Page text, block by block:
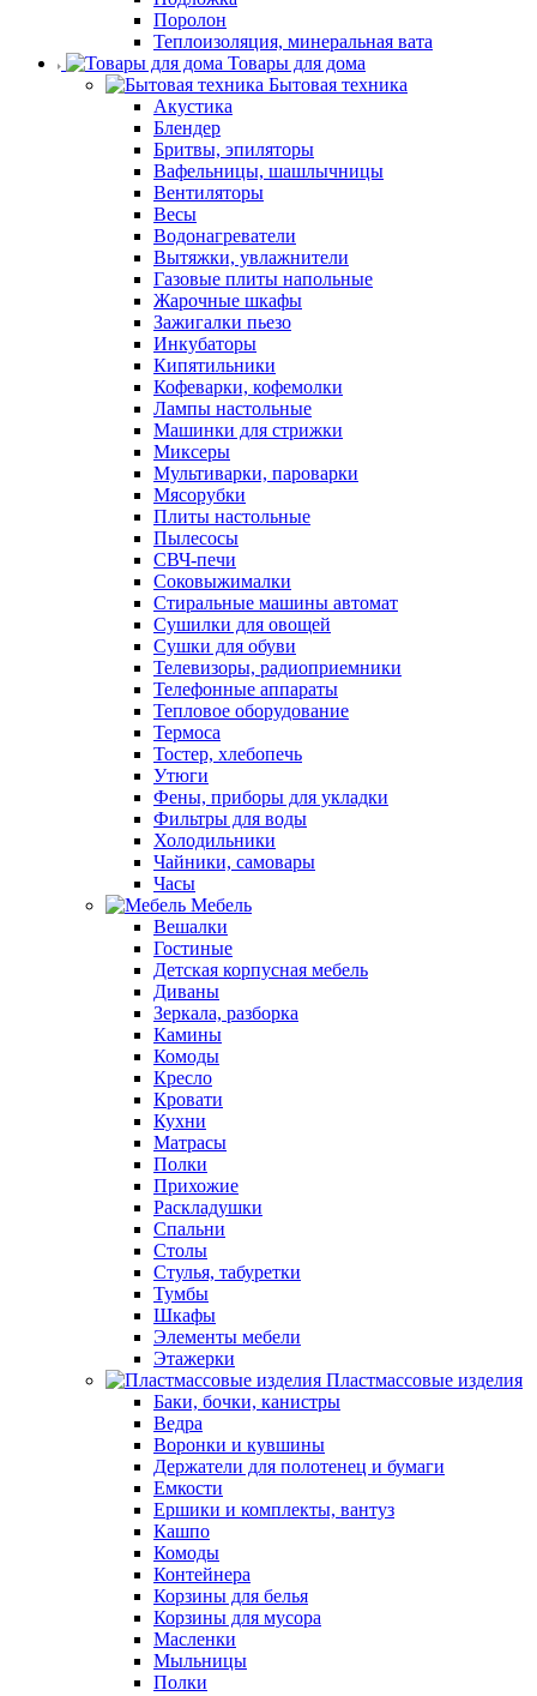
Поролон
Теплоизоляция, минеральная вата
Товары для дома
Бытовая техника
Акустика
Блендер
Бритвы, эпиляторы
Вафельницы, шашлычницы
Вентиляторы
Весы
Водонагреватели
Вытяжки, увлажнители
Газовые плиты напольные
Жарочные шкафы
Зажигалки пьезо
Инкубаторы
Кипятильники
Кофеварки, кофемолки
Лампы настольные
Машинки для стрижки
Миксеры
Мультиварки, пароварки
Мясорубки
Плиты настольные
Пылесосы
СВЧ-печи
Соковыжималки
Стиральные машины автомат
Сушилки для овощей
Сушки для обуви
Телевизоры, радиоприемники
Телефонные аппараты
Тепловое оборудование
Термоса
Тостер, хлебопечь
Утюги
Фены, приборы для укладки
Фильтры для воды
Холодильники
Чайники, самовары
Часы
Мебель
Вешалки
Гостиные
Детская корпусная мебель
Диваны
Зеркала, разборка
Камины
Комоды
Кресло
Кровати
Кухни
Матрасы
Полки
Прихожие
Раскладушки
Спальни
Столы
Стулья, табуретки
Тумбы
Шкафы
Элементы мебели
Этажерки
Пластмассовые изделия
Баки, бочки, канистры
Ведра
Воронки и кувшины
Держатели для полотенец и бумаги
Емкости
Ершики и комплекты, вантуз
Кашпо
Комоды
Контейнера
Корзины для белья
Корзины для мусора
Масленки
Мыльницы
Полки